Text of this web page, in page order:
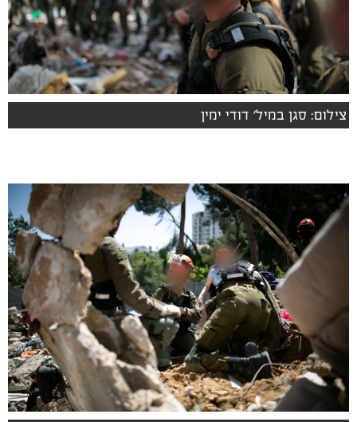
צילום: סגן במיל׳ דודי ימין